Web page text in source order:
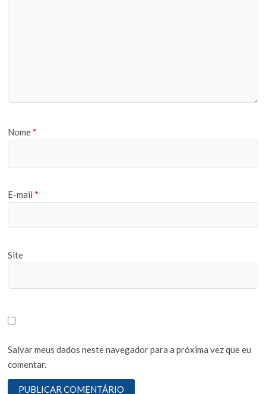
Nome *
E-mail *
Site
Salvar meus dados neste navegador para a próxima vez que eu
comentar.